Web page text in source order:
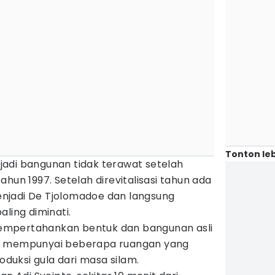
bangunan tidak terawat setelah
1997. Setelah direvitalisasi tahun ada
De Tjolomadoe dan langsung
diminati.
bentuk dan bangunan asli
beberapa ruangan yang
gula dari masa silam.
Tonton